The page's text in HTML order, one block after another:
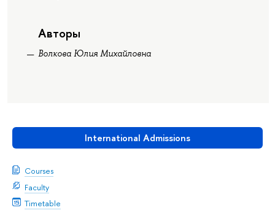
International Admissions
Courses
Faculty
Timetable
Авторы
Волкова Юлия Михайловна